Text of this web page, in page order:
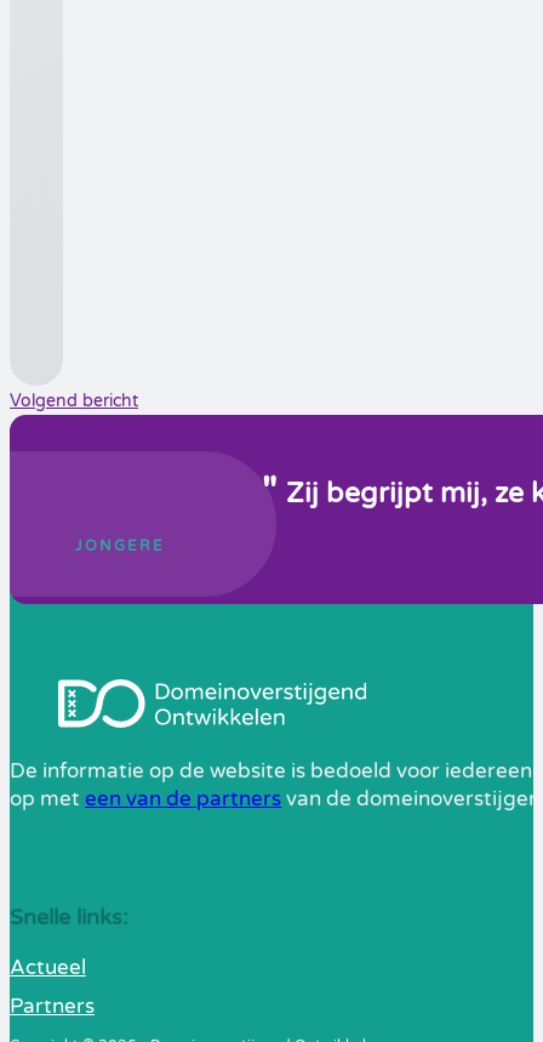
Volgend bericht
Zij begrijpt mij, ze
JONGERE
De informatie op de website is bedoeld voor
op met een van de partnersvan de
Snelle links:
Actueel
Partners